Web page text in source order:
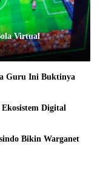
Virtual
Guru Ini Buktinya
Digital
Bikin Warganet